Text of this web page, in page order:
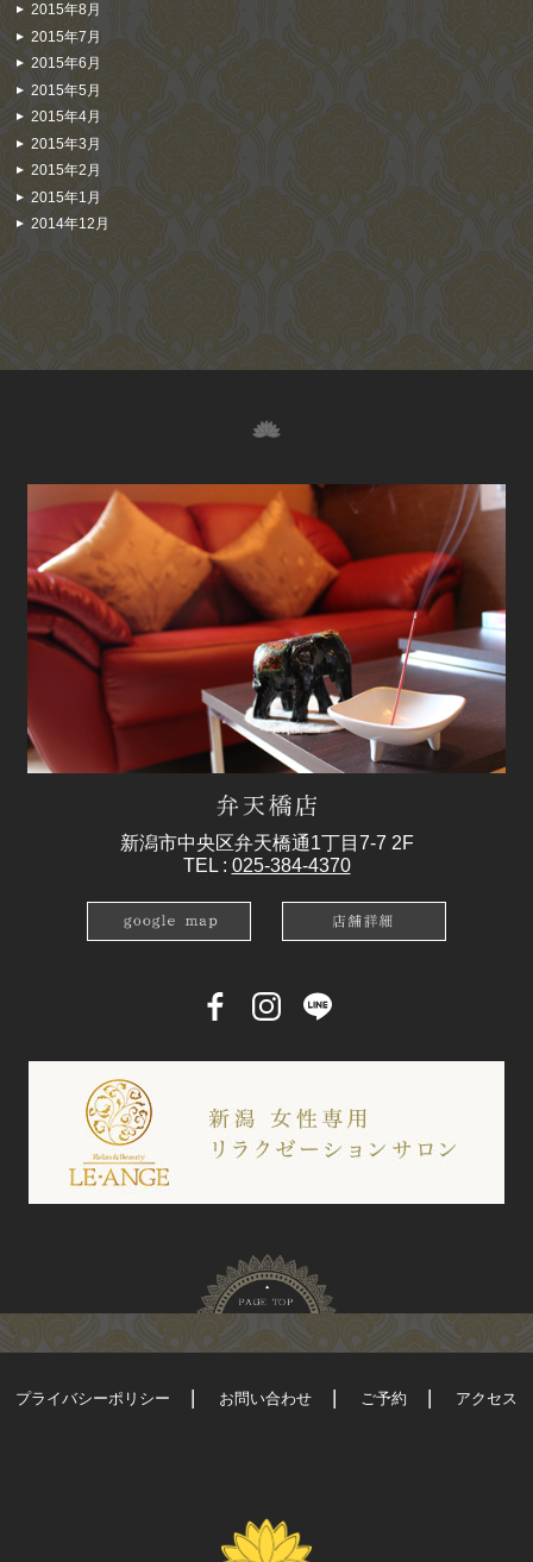
2015年8月
2015年7月
2015年6月
2015年5月
2015年4月
2015年3月
2015年2月
2015年1月
2014年12月
新潟市中央区弁天橋通1丁目7-7 2F
TEL : 025-384-4370
プライバシーポリシー お問い合わせ ご予約 アクセス